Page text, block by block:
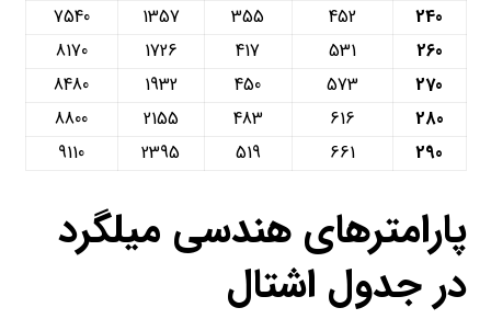
240
452
355
1357
7540
260
531
417
1726
8170
270
573
450
1932
8480
280
616
483
2155
8800
290
661
519
2395
9110
پارامترهای هندسی میلگرد
در جدول اشتال